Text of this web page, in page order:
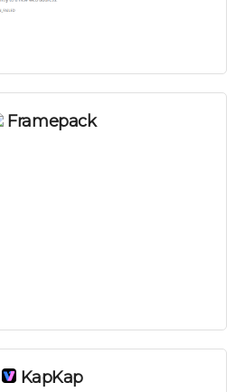
Framepack
KapKap